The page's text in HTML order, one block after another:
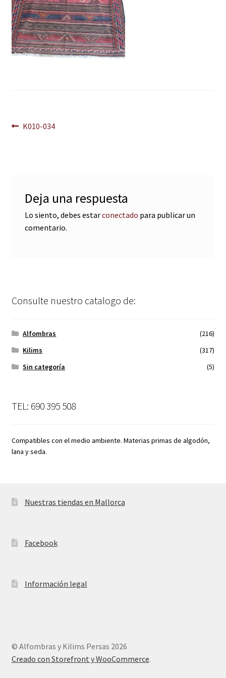
Navegación
Anterior:
K010-034
Deja una respuesta
Lo siento, debes estarconectado para publicar un
comentario.
Consulte nuestro catalogo de:
Alfombras
(216)
Kilims
(317)
Sin categoría
(5)
TEL: 690 395 508
Compatibles con el medio ambiente. Materias primas de algodón,
lana y seda.
Nuestras tiendas en Mallorca
Facebook
Información legal
© Alfombras y Kilims Persas 2026
Creado con Storefront y WooCommerce.